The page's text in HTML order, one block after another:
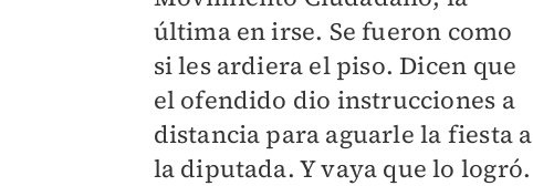
última en irse. Se fueron como
si les ardiera el piso. Dicen que
el ofendido dio instrucciones a
distancia para aguarle la fiesta a
la diputada. Y vaya que lo logró.